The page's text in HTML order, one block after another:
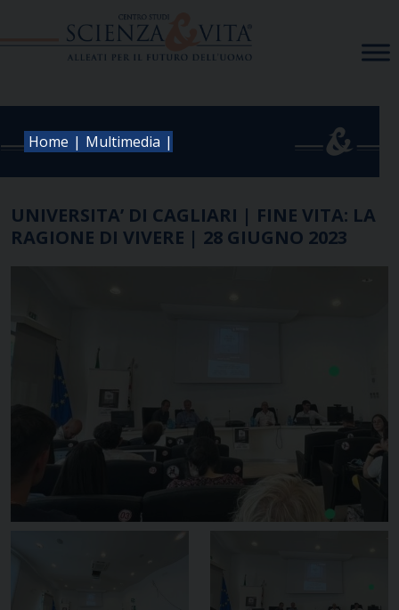
Home | Multimedia |
UNIVERSITA’ DI CAGLIARI | FINE VITA: LA
RAGIONE DI VIVERE | 28 GIUGNO 2023